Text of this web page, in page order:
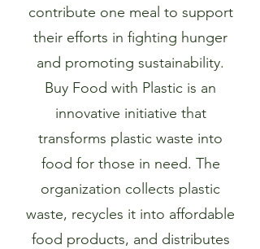
contribute one meal to support
their efforts in fighting hunger
and promoting sustainability.
Buy Food with Plastic is an
innovative initiative that
transforms plastic waste into
food for those in need. The
organization collects plastic
waste, recycles it into affordable
food products, and distributes